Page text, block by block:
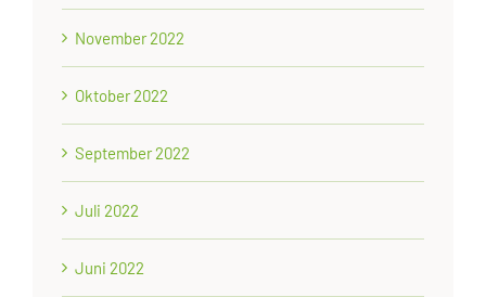
November 2022
Oktober 2022
September 2022
Juli 2022
Juni 2022